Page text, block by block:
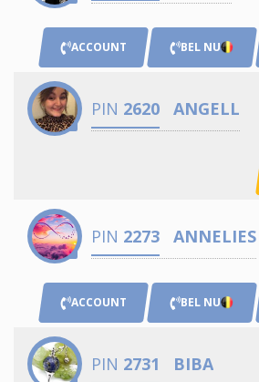
ACCOUNT BEL NU
PIN 2620 ANGELL
PIN 2273 ANNELIES
ACCOUNT BEL NU
PIN 2731 BIBA